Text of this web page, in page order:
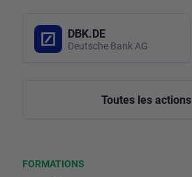
DBK.DE
Deutsche Bank AG
Toutes les actions
FORMATIONS